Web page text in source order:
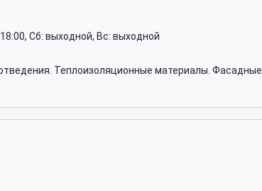
Сб: выходной, Вс: выходной
Теплоизоляционные материалы. Фасадные